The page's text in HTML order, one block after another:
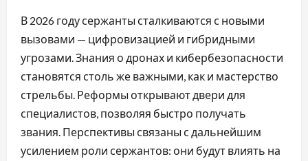
В 2026 году сержанты сталкиваются с новыми
вызовами — цифровизацией и гибридными
угрозами. Знания о дронах и кибербезопасности
становятся столь же важными, как и мастерство
стрельбы. Реформы открывают двери для
специалистов, позволяя быстро получать
звания. Перспективы связаны с дальнейшим
усилением роли сержантов: они будут влиять на